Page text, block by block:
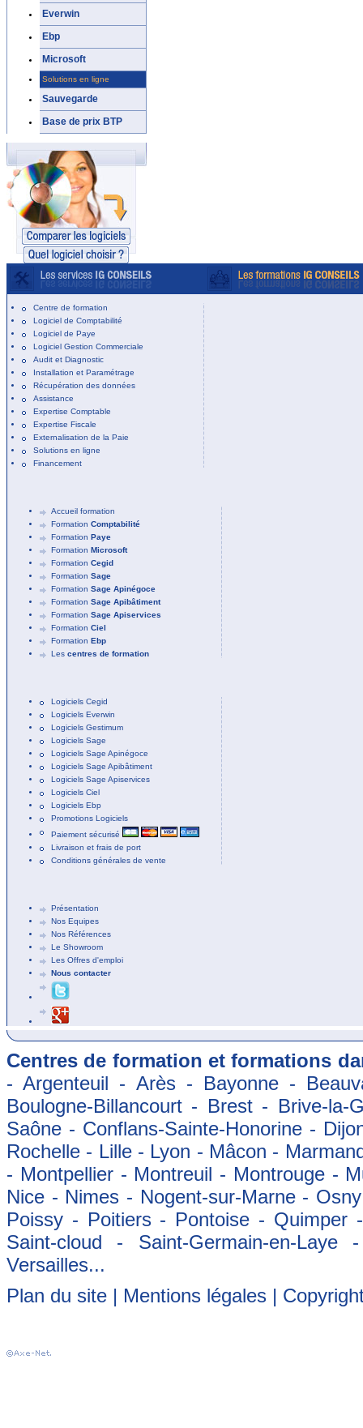
Everwin
Ebp
Microsoft
Solutions en ligne
Sauvegarde
Base de prix BTP
Centre de formation
Logiciel de Comptabilité
Logiciel de Paye
Logiciel Gestion Commerciale
Audit et Diagnostic
Installation et Paramétrage
Récupération des données
Assistance
Expertise Comptable
Expertise Fiscale
Externalisation de la Paie
Solutions en ligne
Financement
Accueil formation
Formation Comptabilité
Formation Paye
Formation Microsoft
Formation Cegid
Formation Sage
Formation Sage Apinégoce
Formation Sage Apibâtiment
Formation Sage Apiservices
Formation Ciel
Formation Ebp
Les centres de formation
Logiciels Cegid
Logiciels Everwin
Logiciels Gestimum
Logiciels Sage
Logiciels Sage Apinégoce
Logiciels Sage Apibâtiment
Logiciels Sage Apiservices
Logiciels Ciel
Logiciels Ebp
Promotions Logiciels
Paiement sécurisé
Livraison et frais de port
Conditions générales de vente
Présentation
Nos Equipes
Nos Références
Le Showroom
Les Offres d'emploi
Nous contacter
Centres de formation et formations
- Argenteuil - Arès - Bayonne -
Boulogne-Billancourt - Brest - Brive-
Saône - Conflans-Sainte-Honorine -
Rochelle - Lille - Lyon - Mâcon -
- Montpellier - Montreuil - Montrouge -
Nice - Nimes - Nogent-sur-Marne -
Poissy - Poitiers - Pontoise -
Saint-cloud - Saint-Germain-en-
Versailles...
Plan du site | Mentions légales |